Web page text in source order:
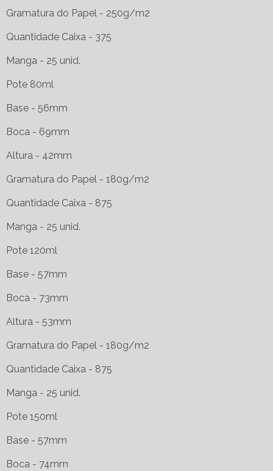
Gramatura do Papel - 250g/m2
Quantidade Caixa - 375
Manga - 25 unid.
Pote 80ml
Base - 56mm
Boca - 69mm
Altura - 42mm
Gramatura do Papel - 180g/m2
Quantidade Caixa - 875
Manga - 25 unid.
Pote 120ml
Base - 57mm
Boca - 73mm
Altura - 53mm
Gramatura do Papel - 180g/m2
Quantidade Caixa - 875
Manga - 25 unid.
Pote 150ml
Base - 57mm
Boca - 74mm